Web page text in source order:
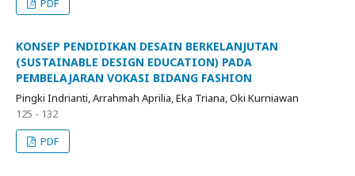
PDF
KONSEP PENDIDIKAN DESAIN BERKELANJUTAN
(SUSTAINABLE DESIGN EDUCATION) PADA
PEMBELAJARAN VOKASI BIDANG FASHION
Pingki Indrianti, Arrahmah Aprilia, Eka Triana, Oki Kurniawan
125 - 132
PDF